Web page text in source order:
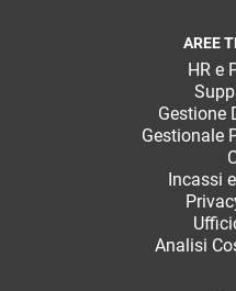
AREE
HR e
Gestione
Gestionale
Incassi
Analisi